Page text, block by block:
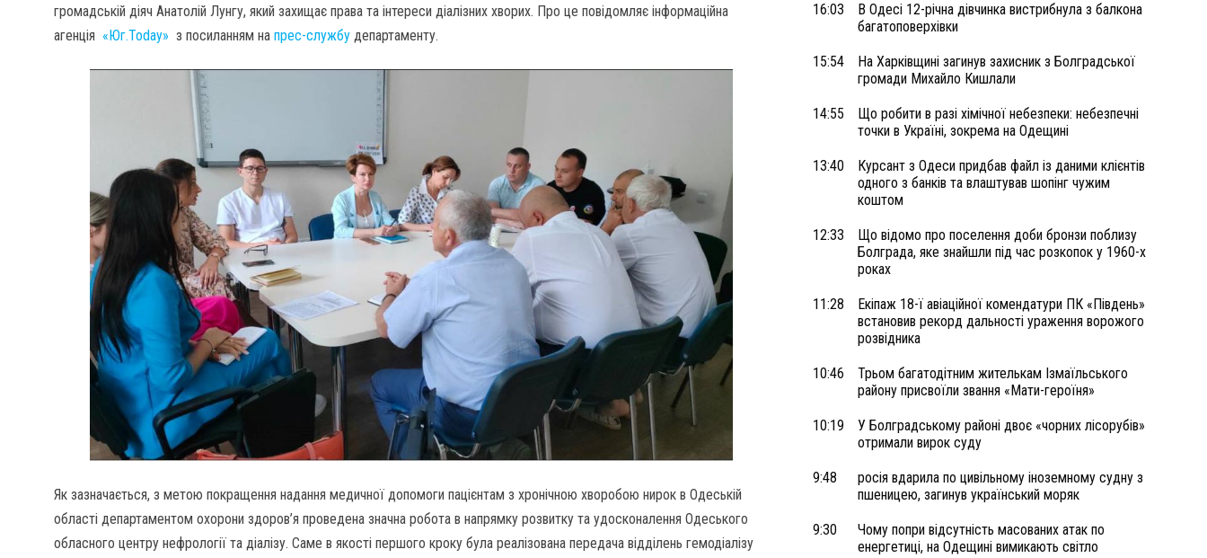
громадській діяч Анатолій Лунгу, який захищає права та інтереси діалізних хворих. Про це повідомляє інформаційна
агенція «Юг.Today» з посиланням на прес-службу департаменту.
Як зазначається, з метою покращення надання медичної допомоги пацієнтам з хронічною хворобою нирок в Одеській
області департаментом охорони здоров’я проведена значна робота в напрямку розвитку та удосконалення Одеського
обласного центру нефрології та діалізу. Саме в якості першого кроку була реалізована передача відділень гемодіалізу
16:03
В Одесі 12-річна дівчинка вистрибнула з балкона
багатоповерхівки
15:54
На Харківщині загинув захисник з Болградської
громади Михайло Кишлали
14:55
Що робити в разі хімічної небезпеки: небезпечні
точки в Україні, зокрема на Одещині
13:40
Курсант з Одеси придбав файл із даними клієнтів
одного з банків та влаштував шопінг чужим
коштом
12:33
Що відомо про поселення доби бронзи поблизу
Болграда, яке знайшли під час розкопок у 1960-х
роках
11:28
Екіпаж 18-ї авіаційної комендатури ПК «Південь»
встановив рекорд дальності ураження ворожого
розвідника
10:46
Трьом багатодітним жителькам Ізмаїльського
району присвоїли звання «Мати-героїня»
10:19
У Болградському районі двоє «чорних лісорубів»
отримали вирок суду
9:48
росія вдарила по цивільному іноземному судну з
пшеницею, загинув український моряк
9:30
Чому попри відсутність масованих атак по
енергетиці, на Одещині вимикають світло